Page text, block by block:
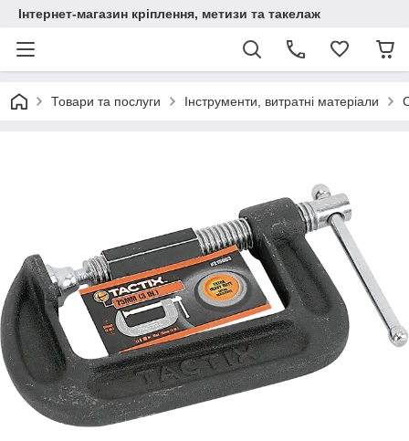
Інтернет-магазин кріплення, метизи та такелаж
Товари та послуги Інструменти, витратні матеріали